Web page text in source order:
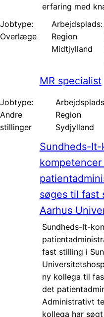
erfaring med
Jobtype:
Overlæge
Arbejdsplads:
Region
Midtjylland
MR specialist
Jobtype:
Andre
stillinger
Region
Sydjylland
Sundheds-
søges til fast
Aarhus
Sundheds-It-
fast stilling i
ny kollega til
det
Administrativt
kollega har